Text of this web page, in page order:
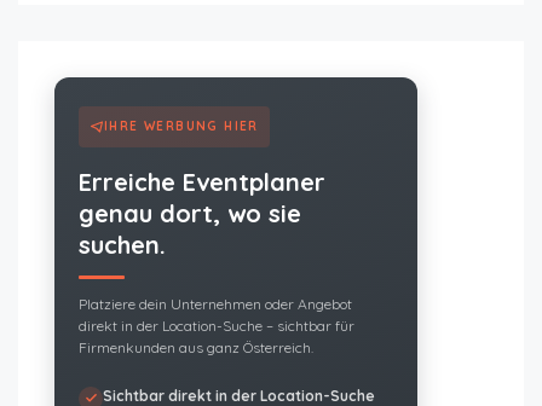
IHRE WERBUNG HIER
Erreiche Eventplaner
genau dort, wo sie
suchen.
Platziere dein Unternehmen oder Angebot
direkt in der Location-Suche – sichtbar für
Firmenkunden aus ganz Österreich.
Sichtbar direkt in der Location-Suche